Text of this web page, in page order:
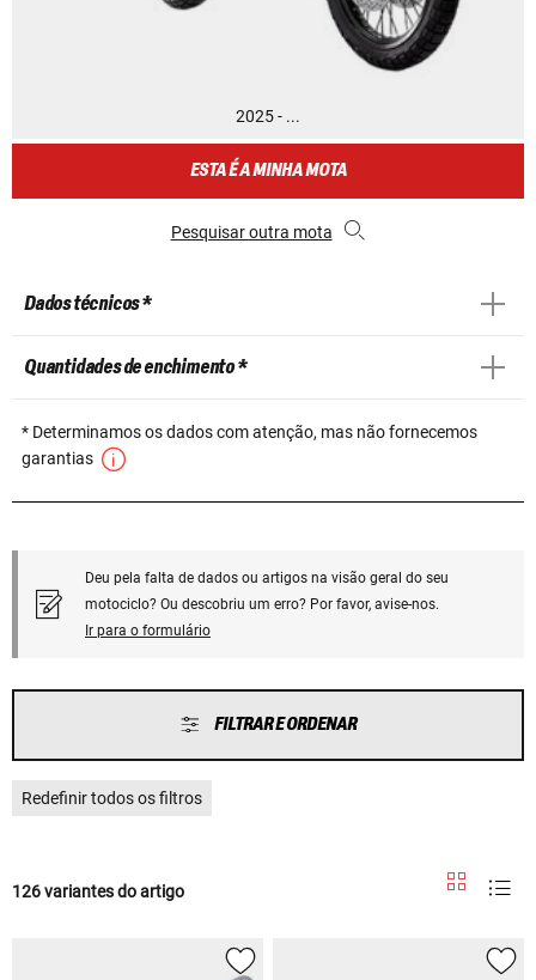
2025 - ...
ESTA É A MINHA MOTA
Pesquisar outra mota
Dados técnicos *
Quantidades de enchimento *
* Determinamos os dados com atenção, mas não fornecemos
garantias
Deu pela falta de dados ou artigos na visão geral do seu
motociclo? Ou descobriu um erro? Por favor, avise-nos.
Ir para o formulário
FILTRAR E ORDENAR
Redefinir todos os filtros
126 variantes do artigo